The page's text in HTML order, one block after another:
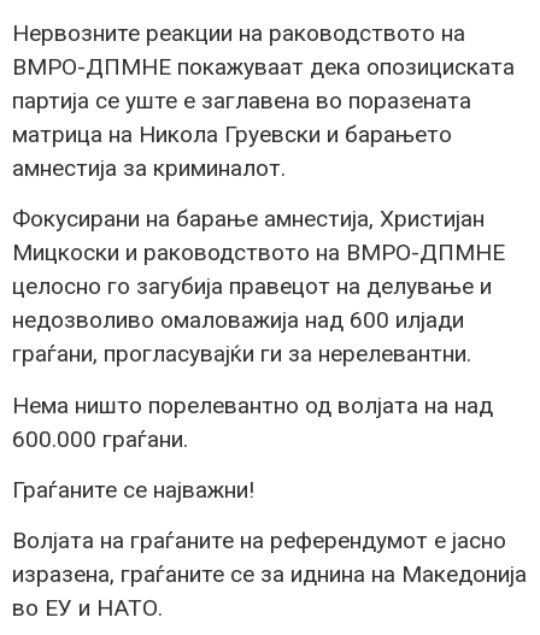
Нервозните реакции на раководството на
ВМРО-ДПМНЕ покажуваат дека опозициската
партија се уште е заглавена во поразената
матрица на Никола Груевски и барањето
амнестија за криминалот.
Фокусирани на барање амнестија, Христијан
Мицкоски и раководството на ВМРО-ДПМНЕ
целосно го загубија правецот на делување и
недозволиво омаловажија над 600 илјади
граѓани, прогласувајќи ги за нерелевантни.
Нема ништо порелевантно од волјата на над
600.000 граѓани.
Граѓаните се најважни!
Волјата на граѓаните на реферeндумот е јасно
изразена, граѓаните се за иднина на Македонија
во ЕУ и НАТО.